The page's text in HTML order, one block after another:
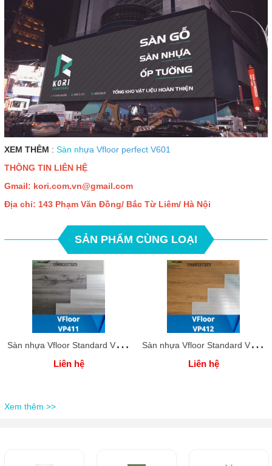
XEM THÊM : Sàn nhựa Vfloor perfect V601
THÔNG TIN LIÊN HỆ
Gmail: kori.com.vn@gmail.com
Địa chỉ: 143 Phạm Văn Đồng/ Bắc Từ Liêm/ Hà Nội
SẢN PHẨM CÙNG LOẠI
S
àn nhựa Vfloor Standard VP411-4mm
Liên hệ
S
àn nhựa Vfloor Standard VP412-4mm
Liên hệ
Xem thêm >>